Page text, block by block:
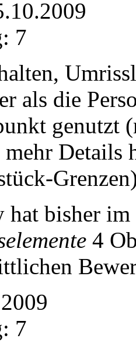
7
als die
genutzt
mehr
hat bisher
4
7